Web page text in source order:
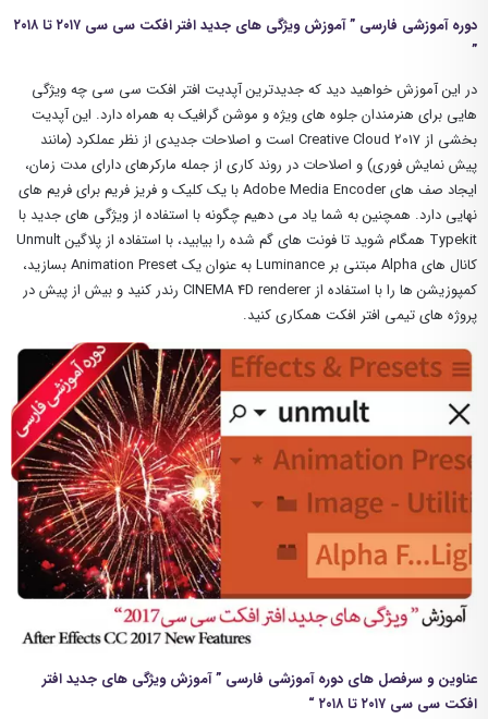
دوره آموزشی فارسی ” آموزش ویژگی های جدید افتر افکت سی سی ۲۰۱۷ تا ۲۰۱۸
”
در این آموزش خواهید دید که جدیدترین آپدیت افتر افکت سی سی چه ویژگی
هایی برای هنرمندان جلوه های ویژه و موشن گرافیک به همراه دارد. این آپدیت
بخشی از Creative Cloud 2017 است و اصلاحات جدیدی از نظر عملکرد (مانند
پیش نمایش فوری) و اصلاحات در روند کاری از جمله مارکرهای دارای مدت زمان،
ایجاد صف های Adobe Media Encoder با یک کلیک و فریز فریم برای فریم های
نهایی دارد. همچنین به شما یاد می دهیم چگونه با استفاده از ویژگی های جدید با
Typekit همگام شوید تا فونت های گم شده را بیابید، با استفاده از پلاگین Unmult
کانال های Alpha مبتنی بر Luminance به عنوان یک Animation Preset بسازید،
کمپوزیشن ها را با استفاده از CINEMA 4D renderer رندر کنید و بیش از پیش در
پروژه های تیمی افتر افکت همکاری کنید.
عناوین و سرفصل های دوره آموزشی فارسی ” آموزش ویژگی های جدید افتر
افکت سی سی ۲۰۱۷ تا ۲۰۱۸ “